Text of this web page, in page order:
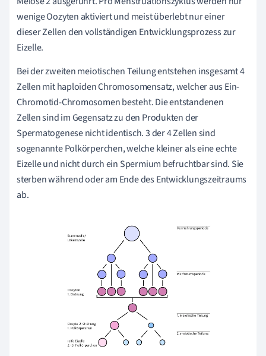
wenige Oozyten aktiviert und meist überlebt nur einer
dieser Zellen den vollständigen Entwicklungsprozess zur
Eizelle.
Bei der zweiten meiotischen Teilung entstehen insgesamt 4
Zellen mit haploiden Chromosomensatz, welcher aus Ein-
Chromotid-Chromosomen besteht. Die entstandenen
Zellen sind im Gegensatz zu den Produkten der
Spermatogenese nicht identisch. 3 der 4 Zellen sind
sogenannte Polkörperchen, welche kleiner als eine echte
Eizelle und nicht durch ein Spermium befruchtbar sind. Sie
sterben während oder am Ende des Entwicklungszeitraums
ab.